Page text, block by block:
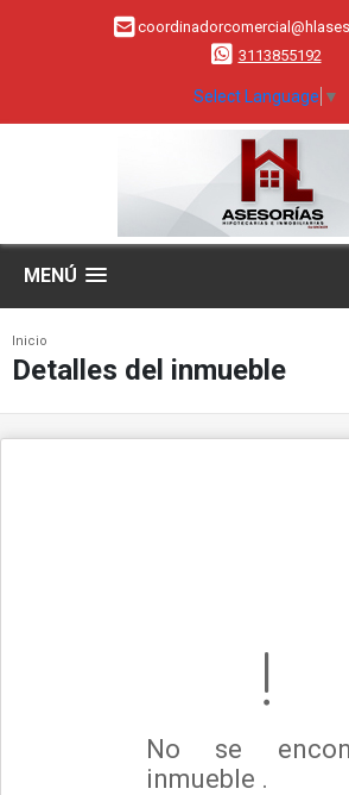
3113855192
Select Language ▼
MENÚ
Inicio
Detalles del inmueble
No se
inmueble .